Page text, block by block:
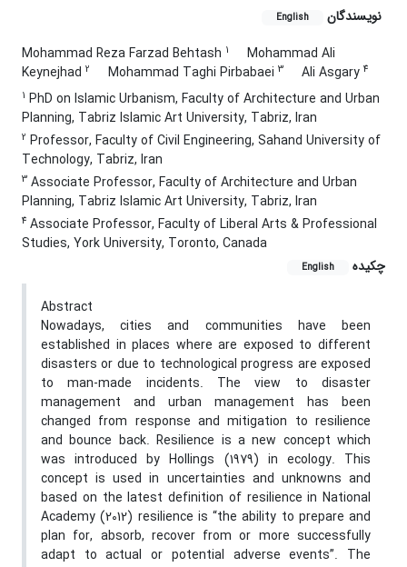
نویسندگان English
Mohammad Reza Farzad Behtash 1
Mohammad Ali
Keynejhad 2 Mohammad Taghi Pirbabaei 3 Ali Asgary 4
1 PhD on Islamic Urbanism, Faculty of Architecture and Urban
Planning, Tabriz Islamic Art University, Tabriz, Iran
2 Professor, Faculty of Civil Engineering, Sahand University of
Technology, Tabriz, Iran
3 Associate Professor, Faculty of Architecture and Urban
Planning, Tabriz Islamic Art University, Tabriz, Iran
4 Associate Professor, Faculty of Liberal Arts & Professional
Studies, York University, Toronto, Canada
چکیده
English
Abstract
Nowadays, cities and communities have been
established in places where are exposed to different
disasters or due to technological progress are exposed
to man-made incidents. The view to disaster
management and urban management has been
changed from response and mitigation to resilience
and bounce back. Resilience is a new concept which
was introduced by Hollings (1979) in ecology. This
concept is used in uncertainties and unknowns and
based on the latest definition of resilience in National
Academy (2012) resilience is “the ability to prepare and
plan for, absorb, recover from or more successfully
adapt to actual or potential adverse events”. The